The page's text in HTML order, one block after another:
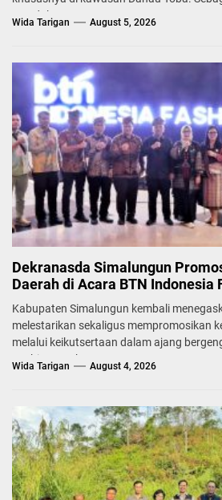
mendukung...
Wida Tarigan August 5, 2026
Dekranasda Simalungun
Daerah di Acara BTN Indonesia
Kabupaten Simalungun kembali
melestarikan sekaligus mempromosikan
melalui keikutsertaan dalam ajang
Fashion Week...
Wida Tarigan August 4, 2026